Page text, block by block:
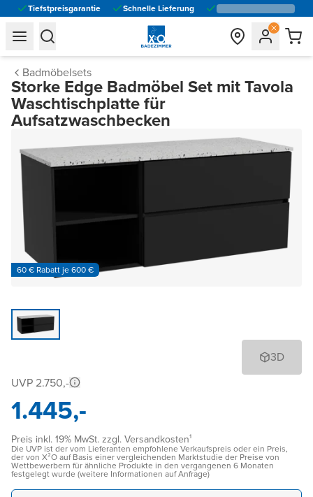
Tiefstpreisgarantie Schnelle Lieferung
general.navigation.toggle_menu.label
general.navigation.toggle_menu.label
Badmöbelsets
Storke Edge Badmöbel Set mit Tavola
Waschtischplatte für
Aufsatzwaschbecken
60 € Rabatt je 600 €
3D
UVP 2.750,-
1.445,-
Preis inkl. 19% MwSt. zzgl. Versandkosten¹
Die UVP ist der vom Lieferanten empfohlene Verkaufspreis oder ein Preis,
der von X²O auf Basis einer vergleichenden Marktstudie der Preise von
Wettbewerbern für ähnliche Produkte in den vergangenen 6 Monaten
festgelegt wurde (weitere Informationen auf Anfrage)